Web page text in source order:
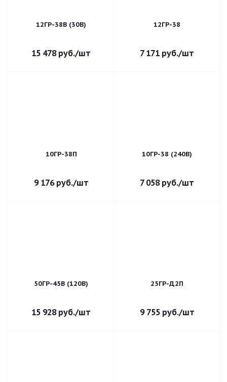
12ГР-38В (30В)
15 478руб./шт
12ГР-38
7 171 руб./шт
10ГР-38П
9 176руб./шт
10ГР-38 (240В)
7 058руб./шт
50ГР-45В (120В)
15 928руб./шт
25ГР-Д2П
9 755руб./шт